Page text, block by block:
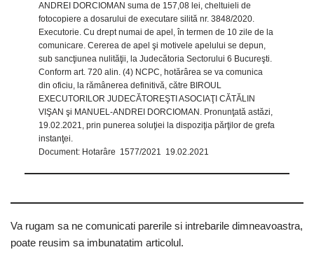
ANDREI DORCIOMAN suma de 157,08 lei, cheltuieli de
fotocopiere a dosarului de executare silită nr. 3848/2020.
Executorie. Cu drept numai de apel, în termen de 10 zile de la
comunicare. Cererea de apel şi motivele apelului se depun,
sub sancţiunea nulităţii, la Judecătoria Sectorului 6 Bucureşti.
Conform art. 720 alin. (4) NCPC, hotărârea se va comunica
din oficiu, la rămânerea definitivă, către BIROUL
EXECUTORILOR JUDECĂTOREŞTI ASOCIAŢI CĂTĂLIN
VIŞAN şi MANUEL-ANDREI DORCIOMAN. Pronunţată astăzi,
19.02.2021, prin punerea soluţiei la dispoziţia părţilor de grefa
instanţei.
Document: Hotarâre 1577/2021 19.02.2021
Va rugam sa ne comunicati parerile si intrebarile dimneavoastra,
poate reusim sa imbunatatim articolul.